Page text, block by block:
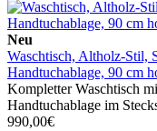
Neu
Waschtisch, Altholz-Stil,
Handtuchablage, 90 cm
Kompletter Waschtisch
Handtuchablage im
990,00€